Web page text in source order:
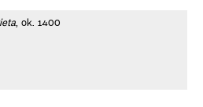
, ok. 1400